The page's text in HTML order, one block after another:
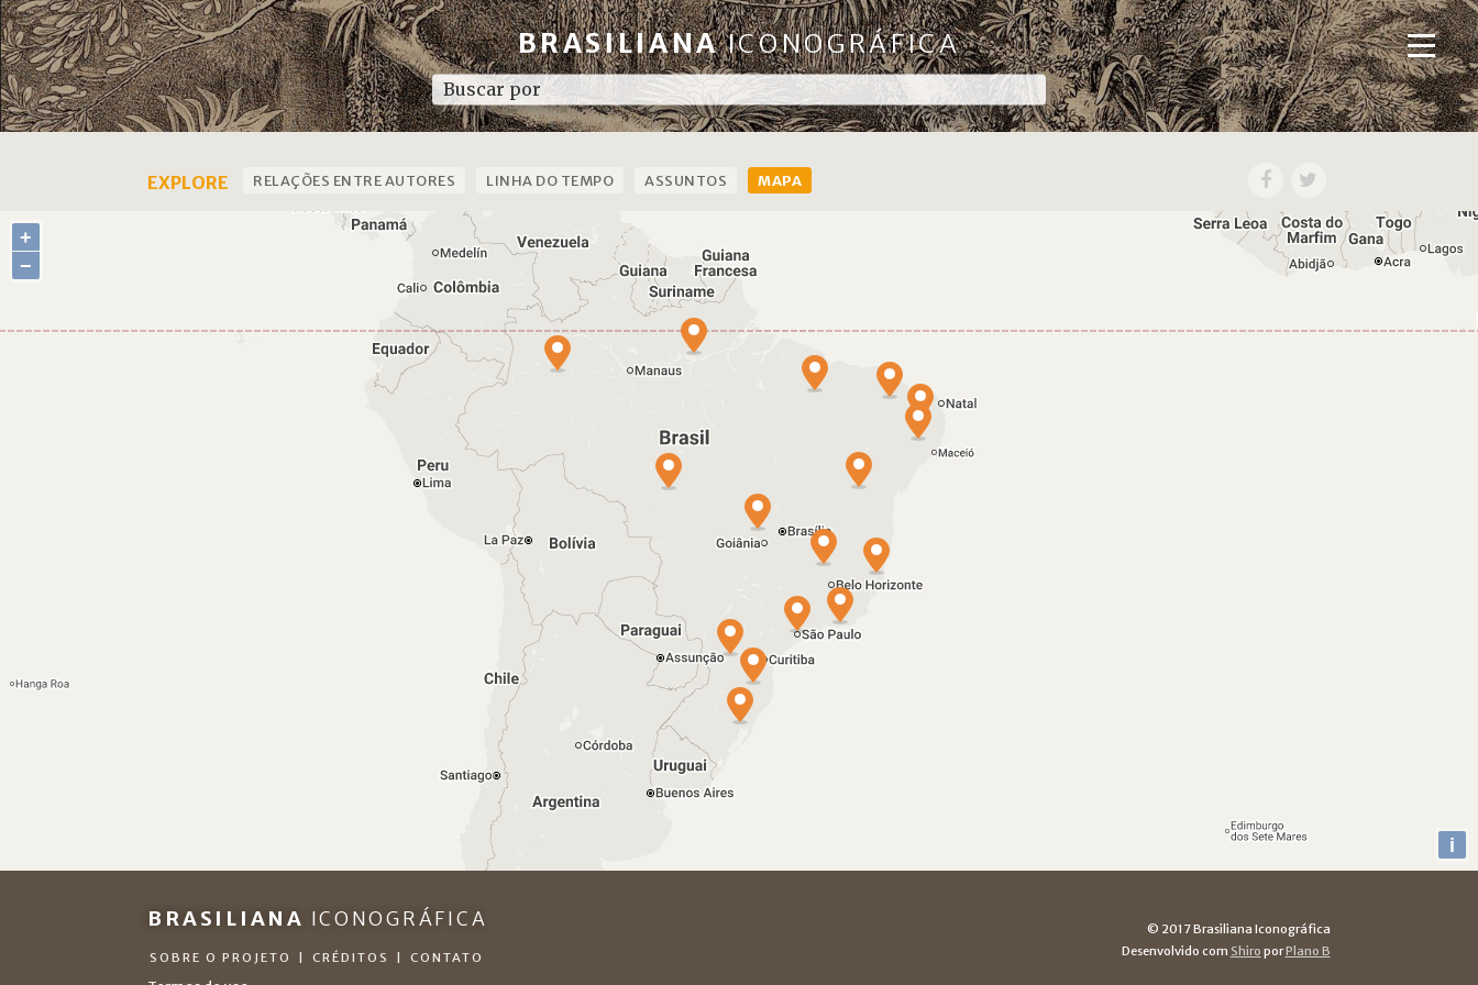
BRASILIANAICONOGRÁFICA
EXPLORE RELAÇÕES ENTRE AUTORES LINHA DO TEMPO ASSUNTOS MAPA
+
−
i
BRASILIANA ICONOGRÁFICA
SOBRE O PROJETO CRÉDITOS CONTATO
© 2017 Brasiliana Iconográfica
Desenvolvido com Shiro porPlano B